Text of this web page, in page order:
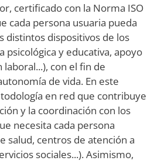
certificado con la Norma ISO
cada persona usuaria pueda
distintos dispositivos de los
psicológica y educativa, apoyo
con el fin de
de vida. En este
en red que contribuye
y la coordinación con los
necesita cada persona
salud, centros de atención a
sociales...). Asimismo,